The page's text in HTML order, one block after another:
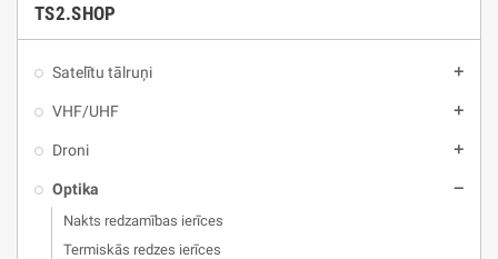
TS2.SHOP
Satelītu tālruņi add
VHF/UHF add
Droni add
Optika remove
Nakts redzamības ierīces
Termiskās redzes ierīces